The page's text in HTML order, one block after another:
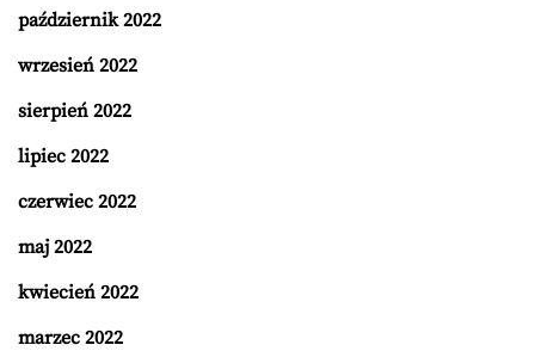
październik 2022
wrzesień 2022
sierpień 2022
lipiec 2022
czerwiec 2022
maj 2022
kwiecień 2022
marzec 2022